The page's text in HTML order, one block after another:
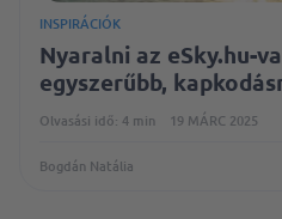
INSPIRÁCIÓK
Nyaralni az eSky.hu-
egyszerűbb,
Olvasási idő: 4 min 19 MÁRC 2025
Bogdán Natália